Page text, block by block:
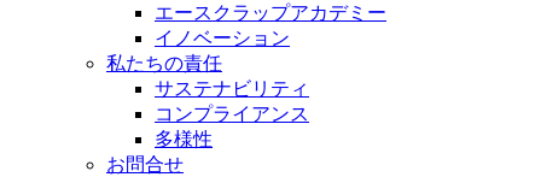
エースクラップアカデミー
イノベーション
私たちの責任
サステナビリティ
コンプライアンス
多様性
お問合せ